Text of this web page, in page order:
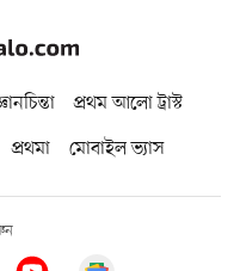
প্রথম আলো ট্রাস্ট
প্রথমা মোবাইল ভ্যাস